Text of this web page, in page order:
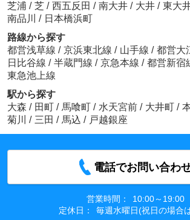
芝浦 / 芝 / 西五反田 / 南大井 / 大井 / 東大
南品川 / 日本橋浜町
路線から探す
都営浅草線 / 京浜東北線 / 山手線 / 都営大
日比谷線 / 半蔵門線 / 京急本線 / 都営新宿
東急池上線
駅から探す
大森 / 田町 / 馬喰町 / 水天宮前 / 大井町 /
菊川
/ 三田 / 馬込 / 戸越銀座
電話でお問い合わ
営業時間：
10:00～19:00
定休日：
毎週水曜日(祝日の場合